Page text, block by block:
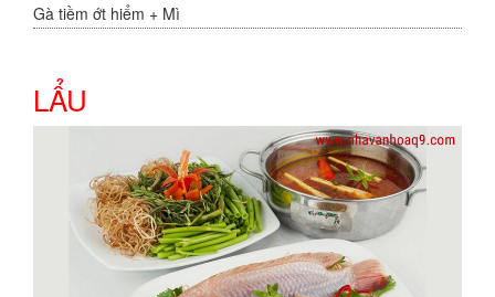
Gà tiềm ớt hiểm + Mì
LẨU